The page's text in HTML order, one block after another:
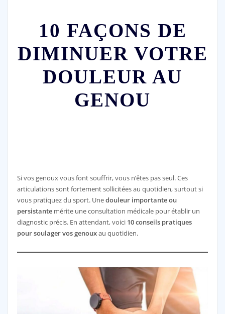
10 FAÇONS DE
DIMINUER VOTRE
DOULEUR AU
GENOU
Si vos genoux vous font souffrir, vous n’êtes pas seul. Ces
articulations sont fortement sollicitées au quotidien, surtout si
vous pratiquez du sport. Unedouleur importante ou
persistantemérite une consultation médicale pour établir un
diagnostic précis. En attendant, voici 10 conseils pratiques
pour soulager vos genouxau quotidien.